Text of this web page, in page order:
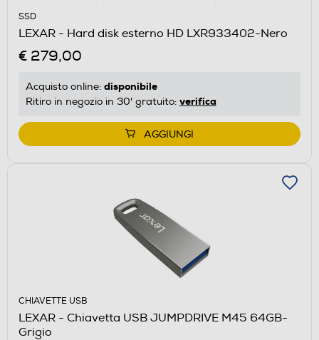
SSD
LEXAR - Hard disk esterno HD LXR933402-Nero
€ 279,00
Acquisto online: disponibile
Ritiro in negozio in 30' gratuito: verifica
AGGIUNGI
CHIAVETTE USB
LEXAR - Chiavetta USB JUMPDRIVE M45 64GB-
Grigio